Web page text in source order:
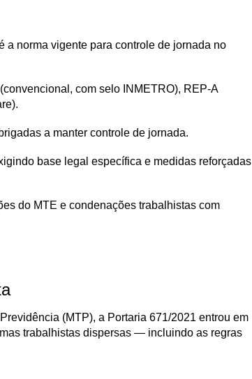
a norma vigente para controle de jornada no
com selo INMETRO), REP-A
a manter controle de jornada.
base legal específica e medidas reforçadas
do MTE e condenações trabalhistas com
(MTP), a Portaria 671/2021 entrou em
trabalhistas dispersas — incluindo as regras